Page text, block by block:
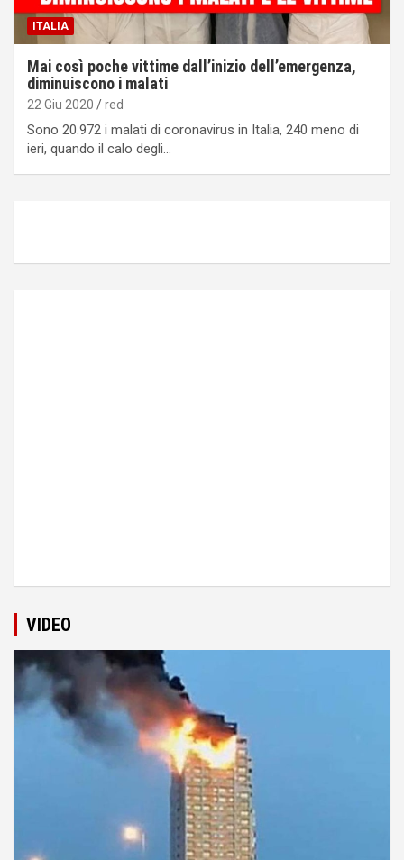
ITALIA
Mai così poche vittime dall’inizio dell’emergenza,
diminuiscono i malati
22 Giu 2020 red
Sono 20.972 i malati di coronavirus in Italia, 240 meno di
ieri, quando il calo degli…
VIDEO